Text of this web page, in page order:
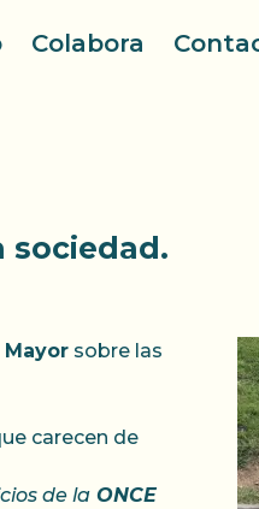
Colabora
sociedad.
sobre las
carecen de
de laONCE